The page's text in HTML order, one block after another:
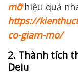
mỡhiệu quả
https://
co-giam-mo/
2. Thành tích
Deiu